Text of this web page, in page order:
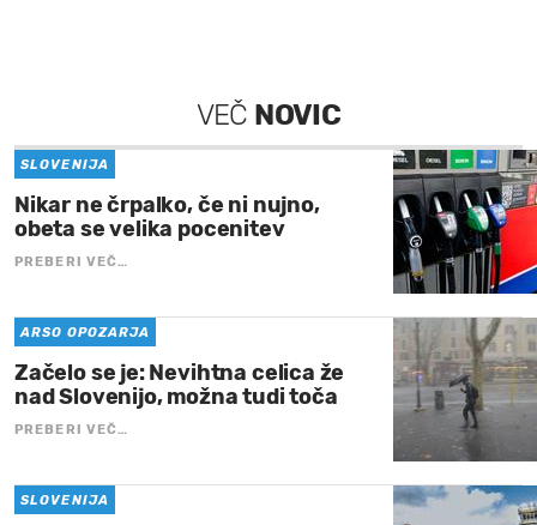
VEČ NOVIC
SLOVENIJA
Nikar ne črpalko, če ni nujno,
obeta se velika pocenitev
PREBERI VEČ…
ARSO OPOZARJA
Začelo se je: Nevihtna celica že
nad Slovenijo, možna tudi toča
PREBERI VEČ…
SLOVENIJA